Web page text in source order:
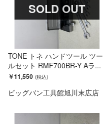
SOLD OUT
TONE トネ ハンドツール ツー
ルセット RMF700BR-Y Aラ...
￥11,550
ビッグバン工具館旭川末広店